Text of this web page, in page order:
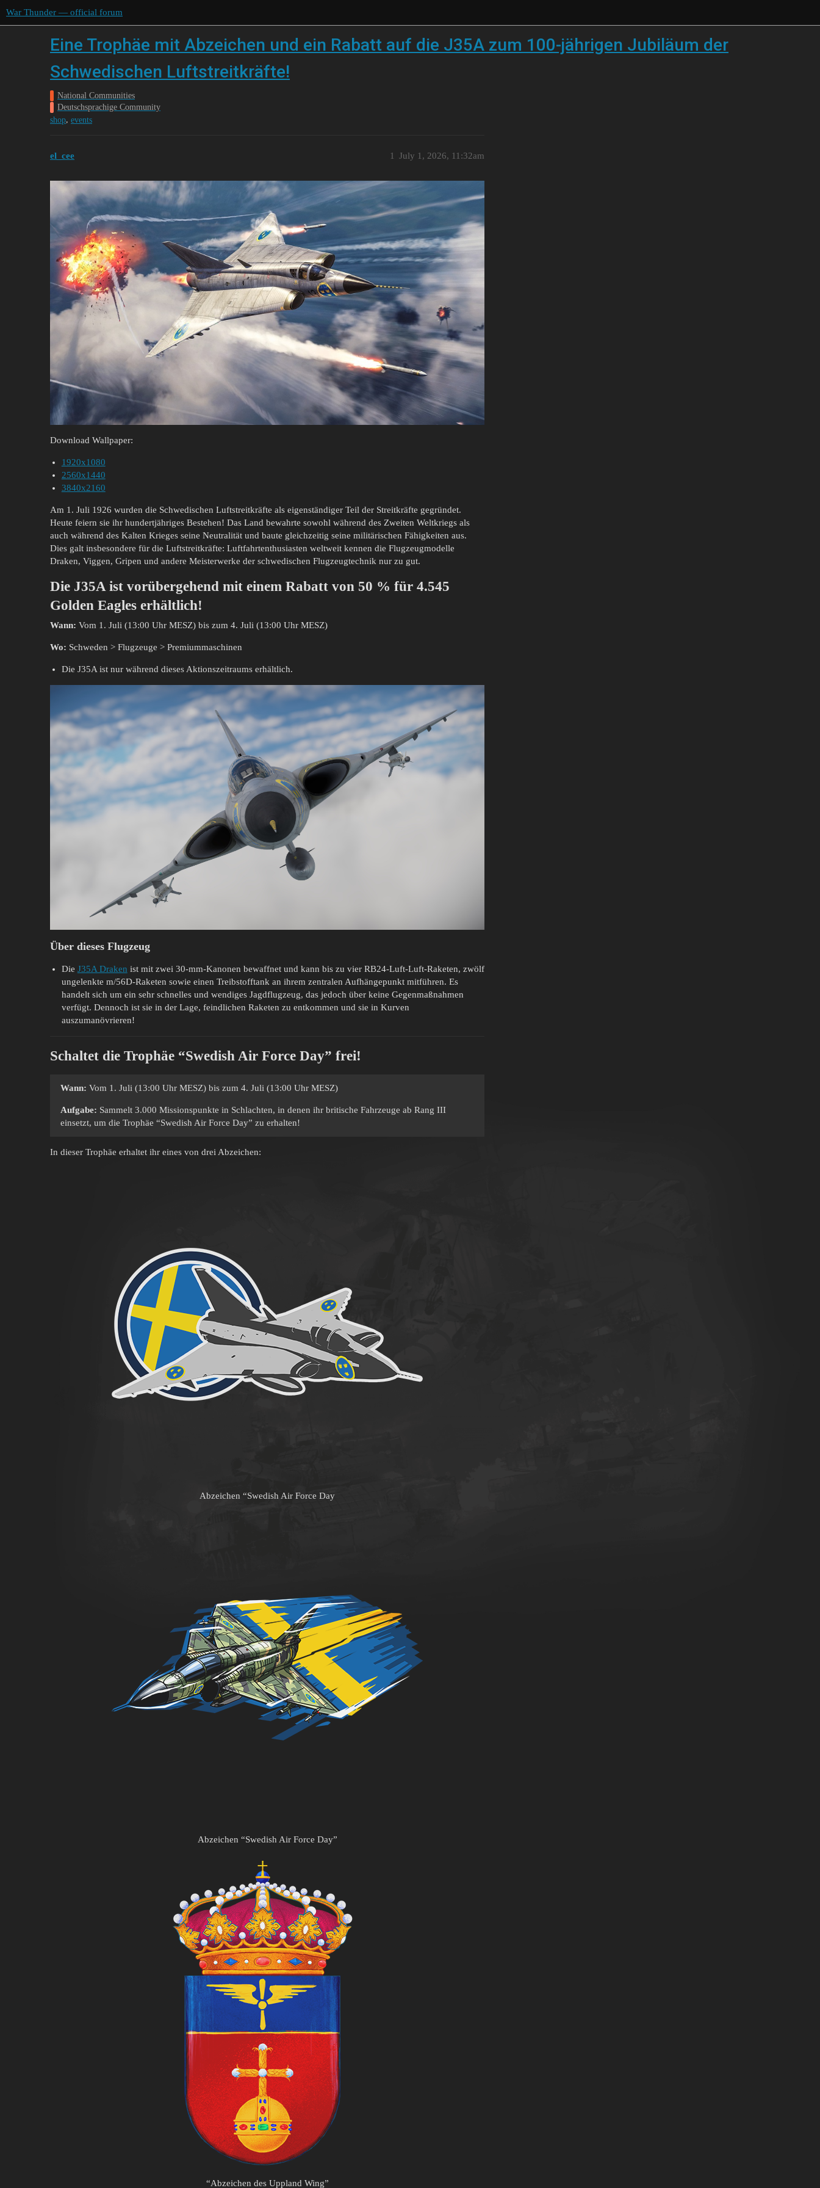
War Thunder — official forum
Eine Trophäe mit Abzeichen und ein Rabatt auf die J35A zum 100-jährigen Jubiläum der
Schwedischen Luftstreitkräfte!
National Communities
Deutschsprachige Community
shop, events
el_cee July 1, 2026, 11:32am
1
Download Wallpaper:
1920x1080
2560x1440
3840x2160
Am 1. Juli 1926 wurden die Schwedischen Luftstreitkräfte als eigenständiger Teil der Streitkräfte gegründet.
Heute feiern sie ihr hundertjähriges Bestehen! Das Land bewahrte sowohl während des Zweiten Weltkriegs als
auch während des Kalten Krieges seine Neutralität und baute gleichzeitig seine militärischen Fähigkeiten aus.
Dies galt insbesondere für die Luftstreitkräfte: Luftfahrtenthusiasten weltweit kennen die Flugzeugmodelle
Draken, Viggen, Gripen und andere Meisterwerke der schwedischen Flugzeugtechnik nur zu gut.
Die J35A ist vorübergehend mit einem Rabatt von 50 % für 4.545
Golden Eagles erhältlich!
Wann: Vom 1. Juli (13:00 Uhr MESZ) bis zum 4. Juli (13:00 Uhr MESZ)
Wo: Schweden > Flugzeuge > Premiummaschinen
Die J35A ist nur während dieses Aktionszeitraums erhältlich.
Über dieses Flugzeug
Die J35A Draken ist mit zwei 30-mm-Kanonen bewaffnet und kann bis zu vier RB24-Luft-Luft-Raketen, zwölf
ungelenkte m/56D-Raketen sowie einen Treibstofftank an ihrem zentralen Aufhängepunkt mitführen. Es
handelt sich um ein sehr schnelles und wendiges Jagdflugzeug, das jedoch über keine Gegenmaßnahmen
verfügt. Dennoch ist sie in der Lage, feindlichen Raketen zu entkommen und sie in Kurven
auszumanövrieren!
Schaltet die Trophäe “Swedish Air Force Day” frei!
Wann: Vom 1. Juli (13:00 Uhr MESZ) bis zum 4. Juli (13:00 Uhr MESZ)
Aufgabe: Sammelt 3.000 Missionspunkte in Schlachten, in denen ihr britische Fahrzeuge ab Rang III
einsetzt, um die Trophäe “Swedish Air Force Day” zu erhalten!
In dieser Trophäe erhaltet ihr eines von drei Abzeichen:
Abzeichen “Swedish Air Force Day
Abzeichen “Swedish Air Force Day”
“Abzeichen des Uppland Wing”